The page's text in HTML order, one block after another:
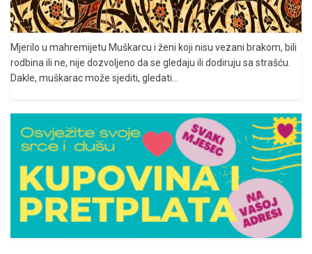
Mjerilo u mahremijetu Muškarcu i ženi koji nisu vezani brakom, bili
rodbina ili ne, nije dozvoljeno da se gledaju ili dodiruju sa strašću.
Dakle, muškarac može sjediti, gledati...